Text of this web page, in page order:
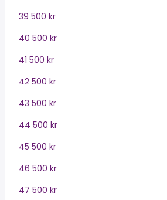
39 500 kr
40 500 kr
41 500 kr
42 500 kr
43 500 kr
44 500 kr
45 500 kr
46 500 kr
47 500 kr